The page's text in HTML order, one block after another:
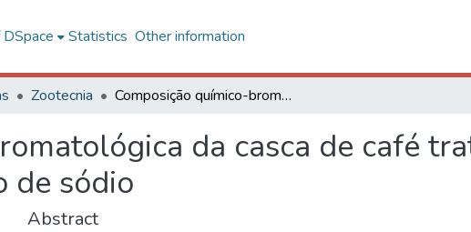
Statistics Other information
Zootecnia Composição químico-bromatológica da casca de café tratada com amônia anidra e sulfeto de sódio
da casca de café
de sódio
Abstract